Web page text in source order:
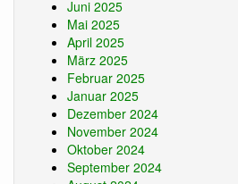
Juni 2025
Mai 2025
April 2025
März 2025
Februar 2025
Januar 2025
Dezember 2024
November 2024
Oktober 2024
September 2024